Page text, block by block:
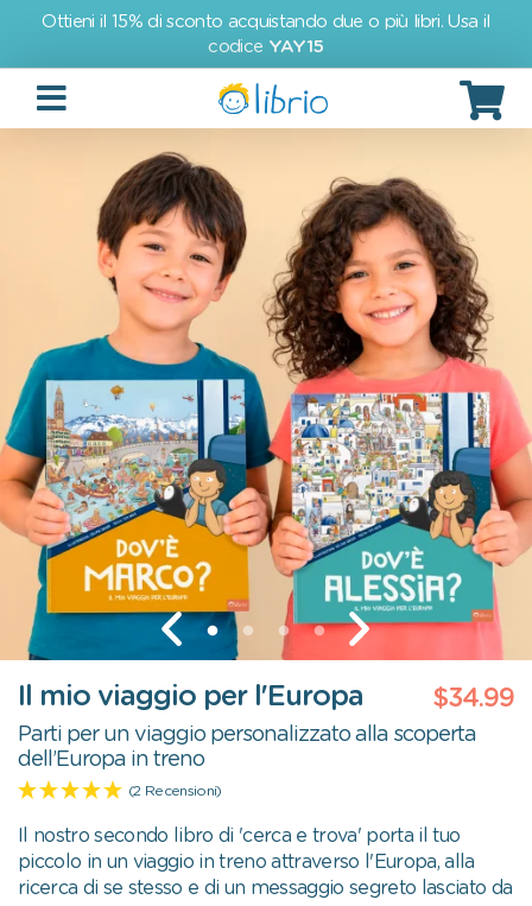
Ottieni il 15% di sconto acquistando due o più libri. Usa il
codice YAY15
Il mio viaggio per l'Europa $34.99
Parti per un viaggio personalizzato alla scoperta
dell’Europa in treno
(2 Recensioni)
Il nostro secondo libro di 'cerca e trova' porta il tuo
piccolo in un viaggio in treno attraverso l'Europa, alla
ricerca di se stesso e di un messaggio segreto lasciato da